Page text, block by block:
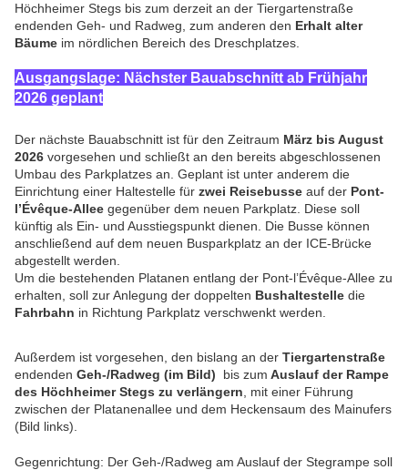
Höchheimer Stegs bis zum derzeit an der Tiergartenstraße
endenden Geh- und Radweg, zum anderen den Erhalt alter
Bäume im nördlichen Bereich des Dreschplatzes.
Ausgangslage: Nächster Bauabschnitt ab Frühjahr
2026 geplant
Der nächste Bauabschnitt ist für den Zeitraum März bis August
2026 vorgesehen und schließt an den bereits abgeschlossenen
Umbau des Parkplatzes an. Geplant ist unter anderem die
Einrichtung einer Haltestelle für zwei Reisebusse auf der Pont-
l’Évêque-Allee gegenüber dem neuen Parkplatz. Diese soll
künftig als Ein- und Ausstiegspunkt dienen. Die Busse können
anschließend auf dem neuen Busparkplatz an der ICE-Brücke
abgestellt werden.
Um die bestehenden Platanen entlang der Pont-l’Évêque-Allee zu
erhalten, soll zur Anlegung der doppelten Bushaltestelle die
Fahrbahn in Richtung Parkplatz verschwenkt werden.
Außerdem ist vorgesehen, den bislang an der Tiergartenstraße
endenden Geh-/Radweg (im Bild) bis zum Auslauf der Rampe
des Höchheimer Stegs zu verlängern , mit einer Führung
zwischen der Platanenallee und dem Heckensaum des Mainufers
(Bild links).
Gegenrichtung: Der Geh-/Radweg am Auslauf der Stegrampe soll